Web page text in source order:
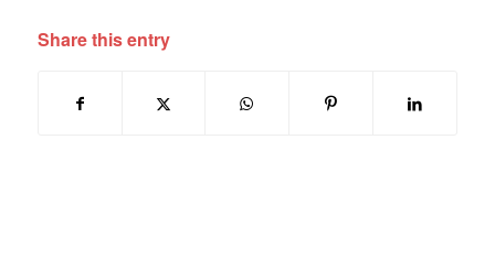
Share this entry